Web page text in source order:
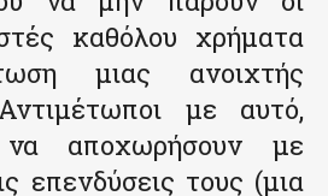
καθόλου χρήματα
μιας ανοιχτής
με αυτό,
αποχωρήσουν με
επενδύσεις τους (μια